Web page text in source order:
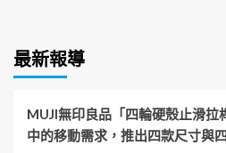
最新報導
MUJI無印良品「四輪硬殼止滑拉
中的移動需求，推出四款尺寸與